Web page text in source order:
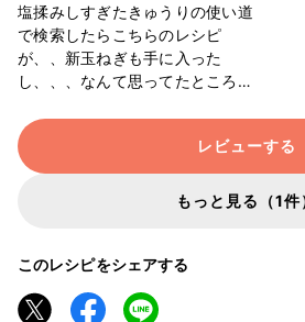
塩揉みしすぎたきゅうりの使い道
で検索したらこちらのレシピ
が、、新玉ねぎも手に入った
し、、、なんて思ってたところ、
トします
レビューする
もっと見る（1件
このレシピをシェアする